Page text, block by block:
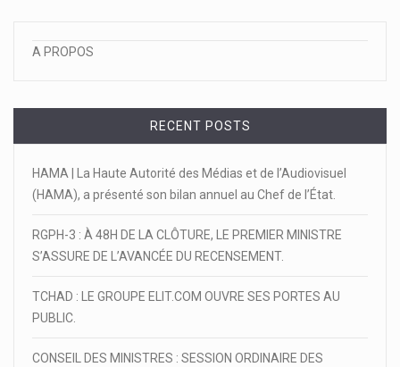
A PROPOS
RECENT POSTS
HAMA | La Haute Autorité des Médias et de l’Audiovisuel
(HAMA), a présenté son bilan annuel au Chef de l’État.
RGPH-3 : À 48H DE LA CLÔTURE, LE PREMIER MINISTRE
S’ASSURE DE L’AVANCÉE DU RECENSEMENT.
TCHAD : LE GROUPE ELIT.COM OUVRE SES PORTES AU
PUBLIC.
CONSEIL DES MINISTRES : SESSION ORDINAIRE DES